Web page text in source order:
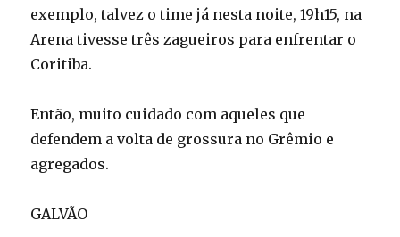
exemplo, talvez o time já nesta noite, 19h15, na
Arena tivesse três zagueiros para enfrentar o
Coritiba.
Então, muito cuidado com aqueles que
defendem a volta de grossura no Grêmio e
agregados.
GALVÃO